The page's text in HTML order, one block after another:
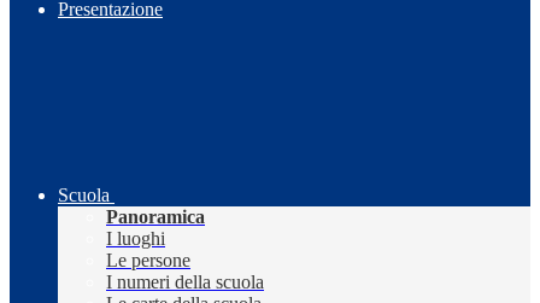
Presentazione
Scuola
Panoramica
I luoghi
Le persone
I numeri della scuola